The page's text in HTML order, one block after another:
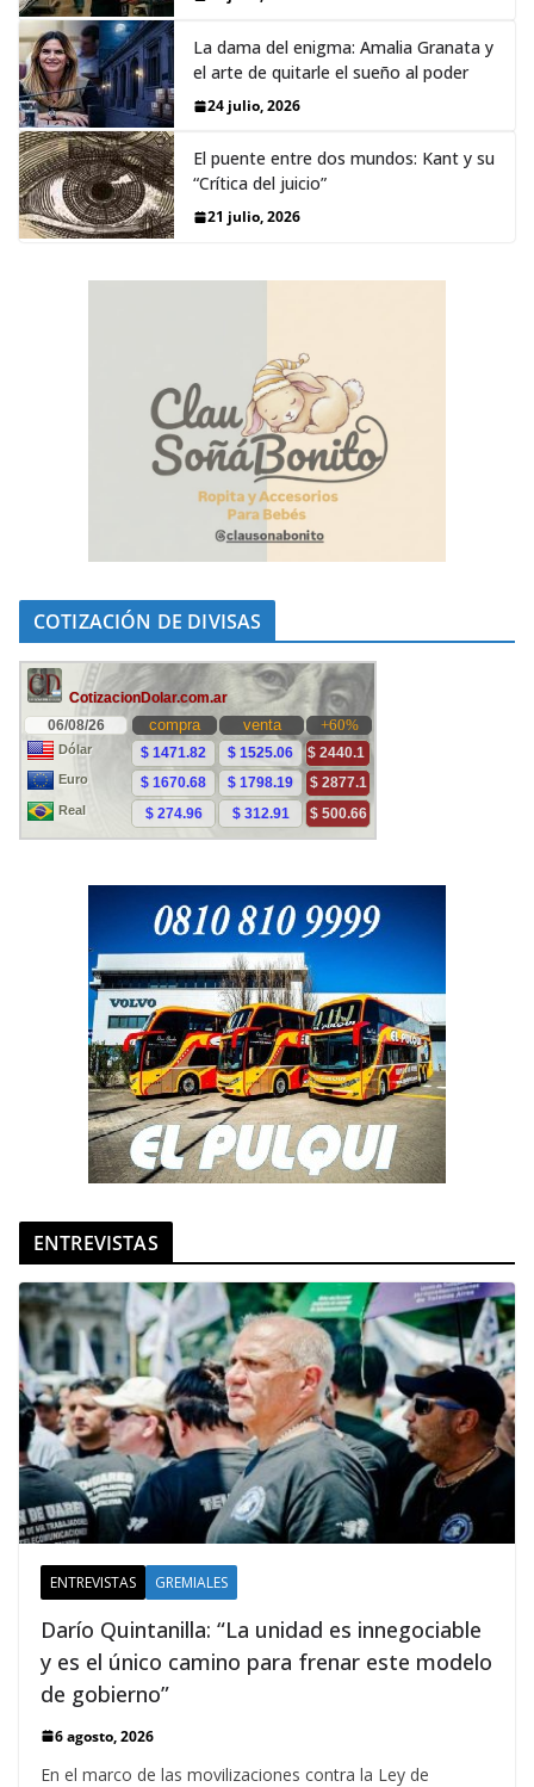
La dama del enigma: Amalia Granata y
el arte de quitarle el sueño al poder
24 julio, 2026
El puente entre dos mundos: Kant y su
“Crítica del juicio”
21 julio, 2026
COTIZACIÓN DE DIVISAS
ENTREVISTAS
ENTREVISTAS GREMIALES
Darío Quintanilla: “La unidad es innegociable
y es el único camino para frenar este modelo
de gobierno”
6 agosto, 2026
En el marco de las movilizaciones contra la Ley de